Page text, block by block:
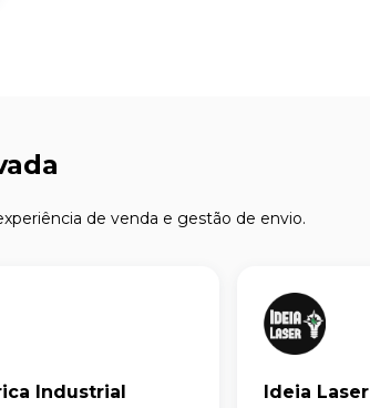
de venda e gestão de envio.
Industrial Ideia Laser